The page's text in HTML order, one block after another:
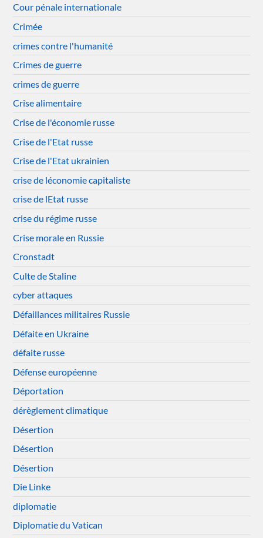
Cour pénale internationale
Crimée
crimes contre l'humanité
Crimes de guerre
crimes de guerre
Crise alimentaire
Crise de l'économie russe
Crise de l'Etat russe
Crise de l'Etat ukrainien
crise de léconomie capitaliste
crise de lEtat russe
crise du régime russe
Crise morale en Russie
Cronstadt
Culte de Staline
cyber attaques
Défaillances militaires Russie
Défaite en Ukraine
défaite russe
Défense européenne
Déportation
dérèglement climatique
Désertion
Désertion
Désertion
Die Linke
diplomatie
Diplomatie du Vatican